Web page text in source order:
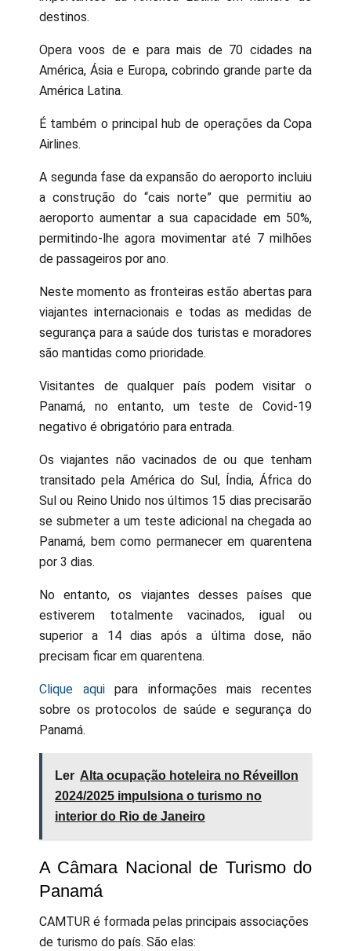
destinos.
Opera voos de e para mais de 70 cidades na
América, Ásia e Europa, cobrindo grande parte da
América Latina.
É também o principal hub de operações da Copa
Airlines.
A segunda fase da expansão do aeroporto incluiu
a construção do “cais norte” que permitiu ao
aeroporto aumentar a sua capacidade em 50%,
permitindo-lhe agora movimentar até 7 milhões
de passageiros por ano.
Neste momento as fronteiras estão abertas para
viajantes internacionais e todas as medidas de
segurança para a saúde dos turistas e moradores
são mantidas como prioridade.
Visitantes de qualquer país podem visitar o
Panamá, no entanto, um teste de Covid-19
negativo é obrigatório para entrada.
Os viajantes não vacinados de ou que tenham
transitado pela América do Sul, Índia, África do
Sul ou Reino Unido nos últimos 15 dias precisarão
se submeter a um teste adicional na chegada ao
Panamá, bem como permanecer em quarentena
por 3 dias.
No entanto, os viajantes desses países que
estiverem totalmente vacinados, igual ou
superior a 14 dias após a última dose, não
precisam ficar em quarentena.
Clique aquipara informações mais recentes
sobre os protocolos de saúde e segurança do
Panamá.
Ler Alta ocupação hoteleira no Réveillon
2024/2025 impulsiona o turismo no
interior do Rio de Janeiro
A Câmara Nacional de Turismo do
Panamá
CAMTUR é formada pelas principais associações
de turismo do país. São elas: